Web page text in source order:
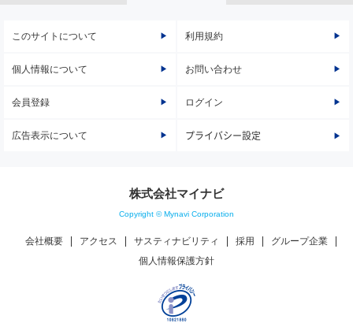
このサイトについて 利用規約
個人情報について お問い合わせ
会員登録 ログイン
広告表示について プライバシー設定
株式会社マイナビ
Copyright © Mynavi Corporation
会社概要 アクセス サスティナビリティ 採用
グループ企業
個人情報保護方針